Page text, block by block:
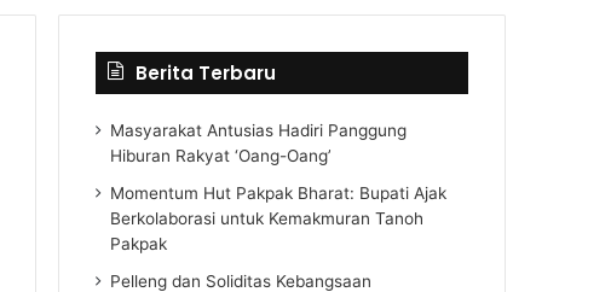
for
Berita Terbaru
Masyarakat Antusias Hadiri Panggung
Hiburan Rakyat ‘Oang-Oang’
Momentum Hut Pakpak Bharat: Bupati Ajak
Berkolaborasi untuk Kemakmuran Tanoh
Pakpak
Pelleng dan Soliditas Kebangsaan